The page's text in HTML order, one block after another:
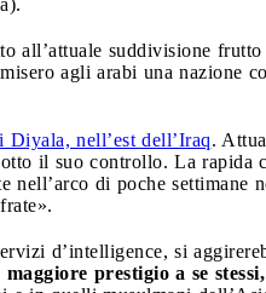
all’attuale suddivisione
agli arabi una nazione
nell’est dell’Iraq.
il suo controllo. La rapida
di poche settimane
d’intelligence, si
prestigio a se